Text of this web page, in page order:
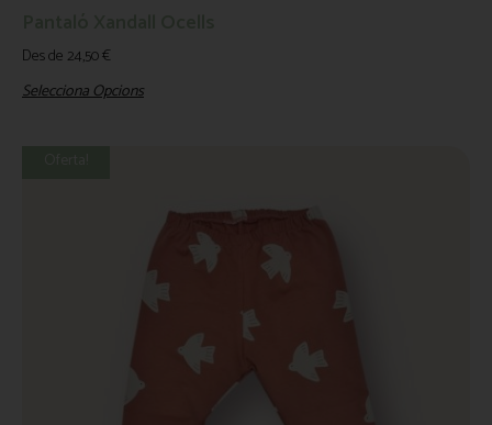
Des de 24,50€
Selecciona Opcions